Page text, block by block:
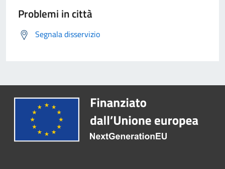
Problemi in città
Segnala disservizio